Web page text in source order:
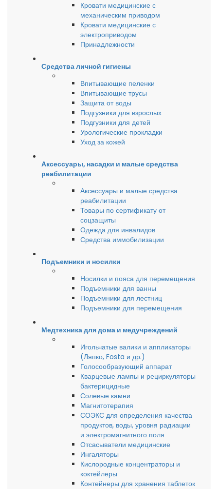
Кровати медицинские с
механическим приводом
Кровати медицинские с
электроприводом
Принадлежности
Средства личной гигиены
Впитывающие пеленки
Впитывающие трусы
Защита от воды
Подгузники для взрослых
Подгузники для детей
Урологические прокладки
Уход за кожей
Аксессуары, насадки и малые средства
реабилитации
Аксессуары и малые средства
реабилитации
Товары по сертификату от
соцзащиты
Одежда для инвалидов
Средства иммобилизации
Подъемники и носилки
Носилки и пояса для перемещения
Подъемники для ванны
Подъемники для лестниц
Подъемники для перемещения
Медтехника для дома и медучреждений
Игольчатые валики и аппликаторы
(Ляпко, Fosta и др.)
Голосообразующий аппарат
Кварцевые лампы и рециркуляторы
бактерицидные
Солевые камни
Магнитотерапия
СОЭКС для определения качества
продуктов, воды, уровня радиации
и электромагнитного поля
Отсасыватели медицинские
Ингаляторы
Кислородные концентраторы и
коктейлеры
Контейнеры для хранения таблеток